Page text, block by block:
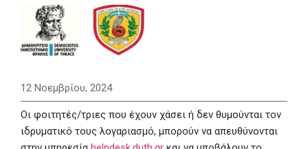
12 Νοεμβρίου, 2024
Οι φοιτητές/τριες που έχουν χάσει ή δεν θυμούνται τον
ιδρυματικό τους λογαριασμό, μπορούν να απευθύνονται